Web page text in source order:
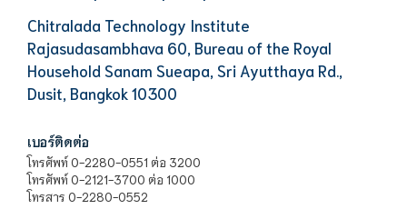
Chitralada Technology Institute
Rajasudasambhava 60, Bureau of the Royal
Household Sanam Sueapa, Sri Ayutthaya Rd.,
Dusit, Bangkok 10300
เบอร์ติดต่อ
โทรศัพท์ 0-2280-0551 ต่อ 3200
โทรศัพท์ 0-2121-3700 ต่อ 1000
โทรสาร 0-2280-0552